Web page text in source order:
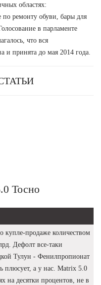
областях:
по ремонту обуви, бары для
в парламенте
что вся
и принята до мая 2014 года.
Тосно
продаже количеством
Дефолт все-таки
Тулун - Фенилпропионат
плюсует, а у нас. Matrix 5.0
на десятки процентов, не в